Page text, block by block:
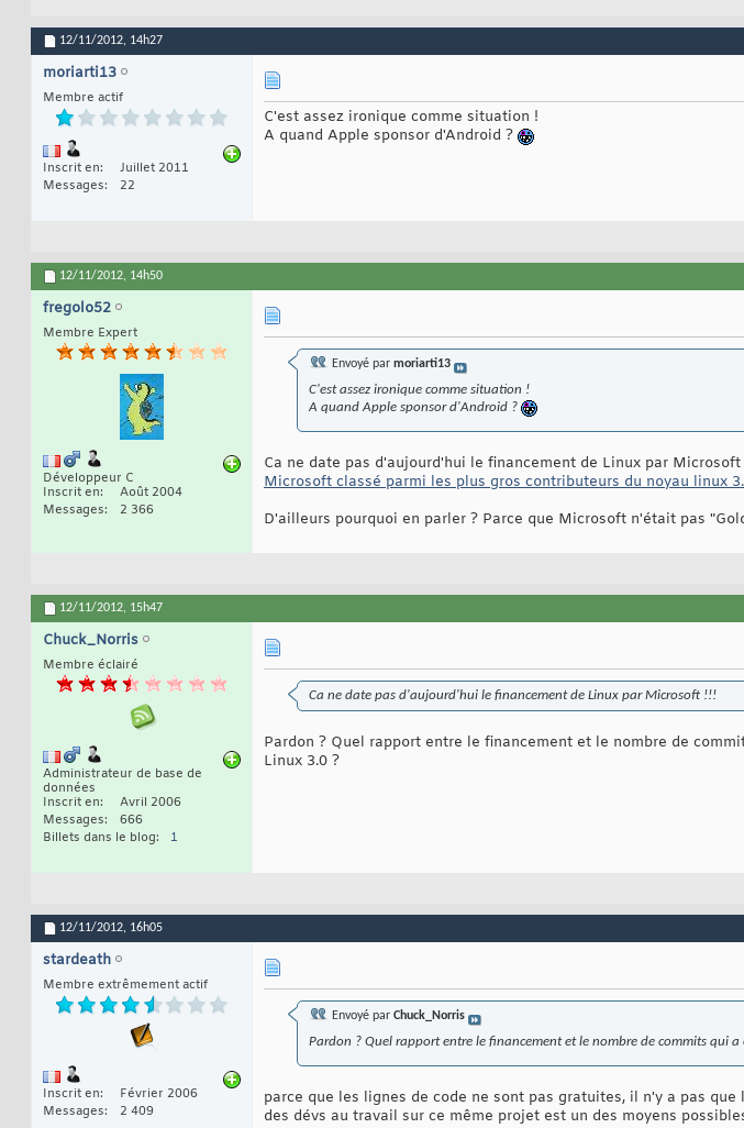
12/11/2012, 14h27
moriarti13
Membre actif
Inscrit en
Juillet 2011
Messages
22
C'est assez ironique comme situation !
A quand Apple sponsor d'Android ?
12/11/2012, 14h50
fregolo52
Membre Expert
Développeur C
Inscrit en
Août 2004
Messages
2 366
Envoyé par moriarti13
C'est assez ironique comme situation !
A quand Apple sponsor d'Android ?
Ca ne date pas d'aujourd'hui le financement de Linux par Microsoft
Microsoft classé parmi les plus gros contributeurs du noyau linux
D'ailleurs pourquoi en parler ? Parce que Microsoft n'était pas
12/11/2012, 15h47
Chuck_Norris
Membre éclairé
Administrateur de base de
données
Inscrit en
Avril 2006
Messages
666
Billets dans le blog
1
Ca ne date pas d'aujourd'hui le financement de Linux par Microsoft !!!
Pardon ? Quel rapport entre le financement et le nombre de
Linux 3.0 ?
12/11/2012, 16h05
stardeath
Membre extrêmement actif
Inscrit en
Février 2006
Messages
2 409
Envoyé par Chuck_Norris
Pardon ? Quel rapport entre le financement et le nombre de commits qui
parce que les lignes de code ne sont pas gratuites, il n'y a pas
des dévs au travail sur ce même projet est un des moyens